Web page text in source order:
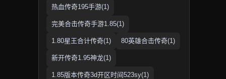
热血传奇195手游(1)
完美合击传奇手游1.85(1)
1.80星王合计传奇(1) 80英雄合击传奇(1)
新开传奇1.95神龙(1)
1.85版本传奇3d开区时间523sy(1)